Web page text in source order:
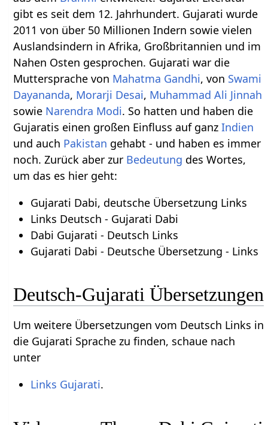
gibt es seit dem 12. Jahrhundert. Gujarati wurde
2011 von über 50 Millionen Indern sowie vielen
Auslandsindern in Afrika, Großbritannien und im
Nahen Osten gesprochen. Gujarati war die
Muttersprache von Mahatma Gandhi, von Swami
Dayananda, Morarji Desai, Muhammad Ali Jinnah
sowie Narendra Modi. So hatten und haben die
Gujaratis einen großen Einfluss auf ganzIndien
und auch Pakistan gehabt - und haben es immer
noch. Zurück aber zur Bedeutung des Wortes,
um das es hier geht:
Gujarati Dabi, deutsche Übersetzung Links
Links Deutsch - Gujarati Dabi
Dabi Gujarati - Deutsch Links
Gujarati Dabi - Deutsche Übersetzung - Links
Deutsch-Gujarati Übersetzungen
Um weitere Übersetzungen vom Deutsch Links in
die Gujarati Sprache zu finden, schaue nach
unter
Links Gujarati.